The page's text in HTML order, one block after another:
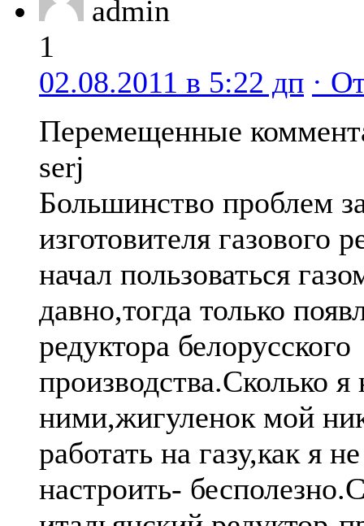
admin
1
02.08.2011 в 5:22 дп ·
Перемещенные
serj
Большинство проблем
изготовителя газового
начал пользоваться
давно,тогда только
редуктора белорусского
производства.Сколько
ними,жигуленок мой
работать на газу,как я
настроить-